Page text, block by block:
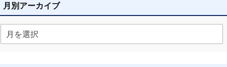
月別アーカイブ